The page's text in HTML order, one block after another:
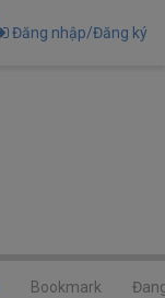
Đăng nhập/Đăng ký
Bookmark